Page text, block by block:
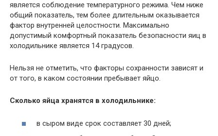
является соблюдение температурного режима. Чем ниже
общий показатель, тем более длительным оказывается
фактор внутренней целостности. Максимально
допустимый комфортный показатель безопасности яиц в
холодильнике является 14 градусов.
Нельзя не отметить, что факторы сохранности зависят и
от того, в каком состоянии пребывает яйцо.
Сколько яйца хранятся в холодильнике:
в сыром виде срок составляет 30 дней;